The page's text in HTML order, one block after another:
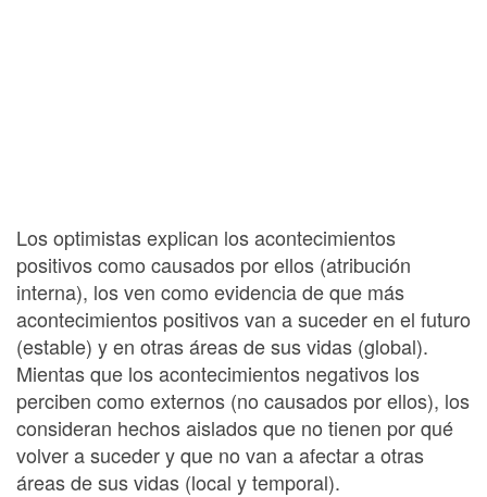
Los optimistas explican los acontecimientos
positivos como causados por ellos (atribución
interna), los ven como evidencia de que más
acontecimientos positivos van a suceder en el futuro
(estable) y en otras áreas de sus vidas (global).
Mientas que los acontecimientos negativos los
perciben como externos (no causados por ellos), los
consideran hechos aislados que no tienen por qué
volver a suceder y que no van a afectar a otras
áreas de sus vidas (local y temporal).